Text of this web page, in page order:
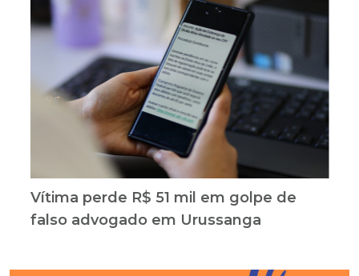
Vítima perde R$ 51 mil em golpe de
falso advogado em Urussanga